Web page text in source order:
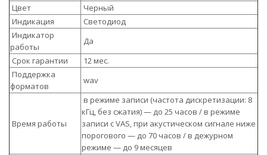
Цвет
Черный
Индикация
Светодиод
Индикатор
работы
Да
Срок гарантии
12 мес.
Поддержка
форматов
wav
Время работы
в режиме записи (частота дискретизации: 8
кГц, без сжатия) — до 25 часов / в режиме
записи с VAS, при акустическом сигнале ниже
порогового — до 70 часов / в дежурном
режиме — до 9 месяцев